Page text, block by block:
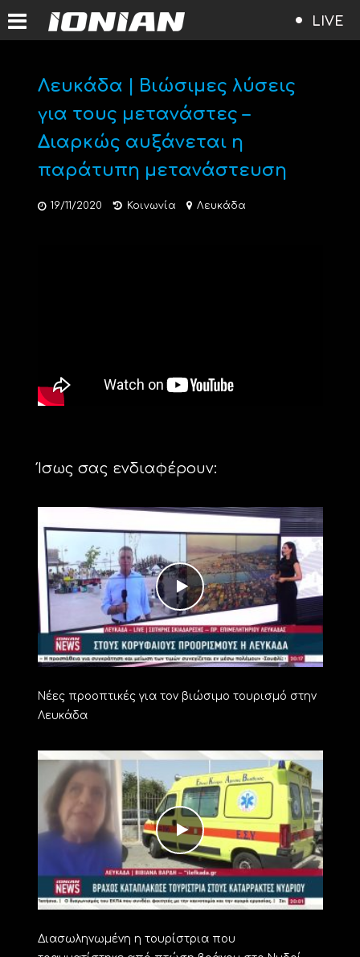
LIVE
Λευκάδα | Βιώσιμες λύσεις
για τους μετανάστες –
Διαρκώς αυξάνεται η
παράτυπη μετανάστευση
19/11/2020 Κοινωνία Λευκάδα
Ίσως σας ενδιαφέρουν:
Νέες προοπτικές για τον βιώσιμο τουρισμό στην
Λευκάδα
Διασωληνωμένη η τουρίστρια που